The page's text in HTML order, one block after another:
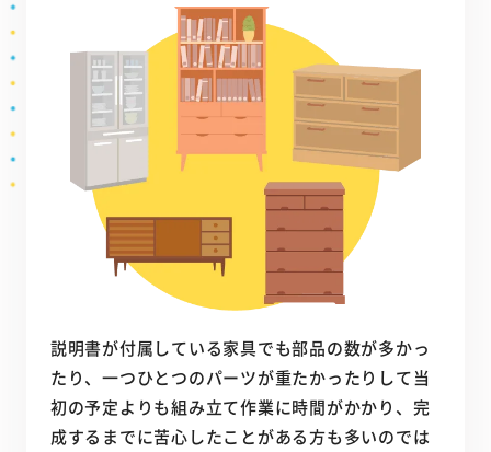
説明書が付属している家具でも部品の数が多かっ
たり、一つひとつのパーツが重たかったりして当
初の予定よりも組み立て作業に時間がかかり、完
成するまでに苦心したことがある方も多いのでは